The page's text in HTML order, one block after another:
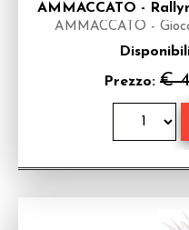
AMMACCATO -
AMMACCATO -
Prezzo: €